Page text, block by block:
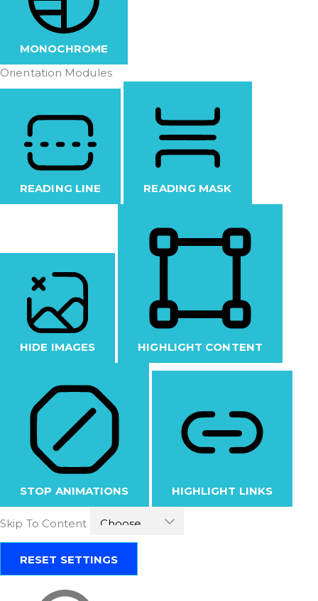
MONOCHROME
Orientation Modules
READING LINE READING MASK
HIDE IMAGES HIGHLIGHT CONTENT
STOP ANIMATIONS HIGHLIGHT LINKS
Skip To Content
RESET SETTINGS